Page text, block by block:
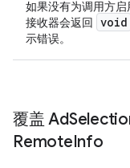
如果没有为调用方启
接收器会返回 void
示错误。
覆盖 Ad
RemoteInfo